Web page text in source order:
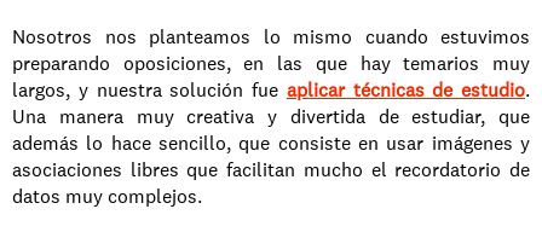
Nosotros nos planteamos lo mismo cuando estuvimos
preparando oposiciones, en las que hay temarios muy
largos, y nuestra solución fue aplicar técnicas de estudio.
Una manera muy creativa y divertida de estudiar, que
además lo hace sencillo, que consiste en usar imágenes y
asociaciones libres que facilitan mucho el recordatorio de
datos muy complejos.